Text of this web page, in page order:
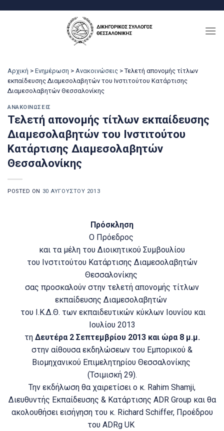
Αρχική > Ενημέρωση > Ανακοινώσεις > Τελετή απονομής τίτλων
εκπαίδευσης Διαμεσολαβητών του Ινστιτούτου Κατάρτισης
Διαμεσολαβητών Θεσσαλονίκης
ΑΝΑΚΟΙΝΏΣΕΙΣ
Τελετή απονομής τίτλων εκπαίδευσης
Διαμεσολαβητών του Ινστιτούτου
Κατάρτισης Διαμεσολαβητών
Θεσσαλονίκης
POSTED ON 30 ΑΥΓΟΎΣΤΟΥ 2013
Πρόσκληση
Ο Πρόεδρος
και τα μέλη του Διοικητικού Συμβουλίου
του Ινστιτούτου Κατάρτισης Διαμεσολαβητών
Θεσσαλονίκης
σας προσκαλούν στην τελετή απονομής τίτλων
εκπαίδευσης Διαμεσολαβητών
του Ι.Κ.Δ.Θ. των εκπαιδευτικών κύκλων Ιουνίου και
Ιουλίου 2013
τη Δευτέρα 2 Σεπτεμβρίου 2013 και ώρα 8 μ.μ.
στην αίθουσα εκδηλώσεων του Εμπορικού &
Βιομηχανικού Επιμελητηρίου Θεσσαλονίκης
(Τσιμισκή 29).
Την εκδήλωση θα χαιρετίσει ο κ. Rahim Shamji,
Διευθυντής Εκπαίδευσης & Κατάρτισης ADR Group και θα
ακολουθήσει εισήγηση του κ. Richard Schiffer, Προέδρου
του ADRg UK